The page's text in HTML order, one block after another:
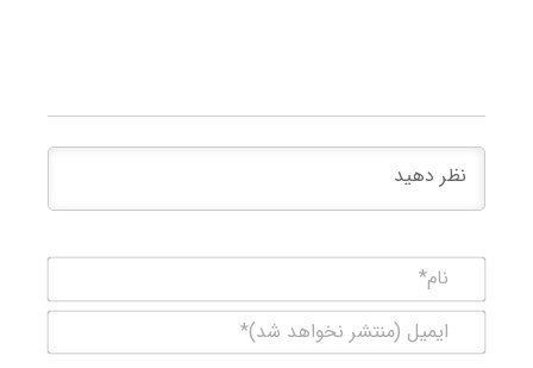
(منتشر